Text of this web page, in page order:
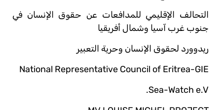
التحالف الإقليمي للمدافعات عن حقوق الإنسان في
جنوب غرب آسيا وشمال أفريقيا
ريدوورد لحقوق الإنسان وحرية التعبير
National Representative Council of Eritrea-GIE
Sea-Watch e.V.